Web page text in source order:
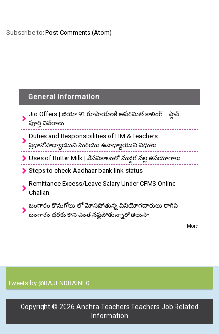
Subscribe to:Post Comments (Atom)
General Information
Jio Offers | జియో 91 రూపాయలకే అపరిమిత కాలింగ్... ప్లాన్
పూర్తి వివరాలు
Duties and Responsibilities of HM & Teachers
ప్రధానోపాధ్యాయుని మరియు ఉపాధ్యాయుని విధులు
Uses of Butter Milk | వేసవికాలంలో మజ్జిగ వల్ల ఉపయోగాలు
Steps to check Aadhaar bank link status
Remittance Excess/Leave Salary Under CFMS Online
Challan
బంగారం కొనుగోలు లో మోసపోతున్న వినియోగదారులు రాగిని
బంగారం ధరకు కొని ఎంత నష్టపోతున్నారో తెలుసా
More
Tweets by @RAJENDRAINFO
Copyright © 2026 Andhra Teachers Teachers Job Related
Information